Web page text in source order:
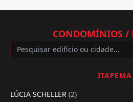
CONDOMÍNIOS /
ITAPEMA
LÚCIA SCHELLER (2)